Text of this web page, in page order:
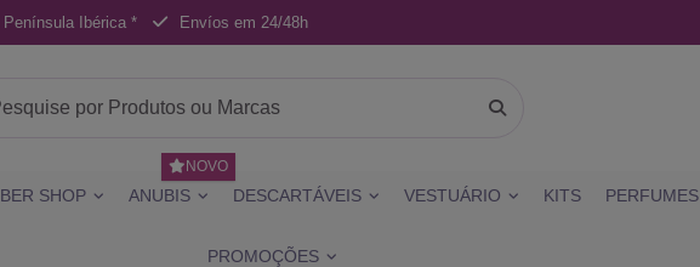
Ibérica * Envíos em 24/48h
SHOP ANUBIS
NOVO
DESCARTÁVEIS VESTUÁRIO KITS PERFUMES
PROMOÇÕES